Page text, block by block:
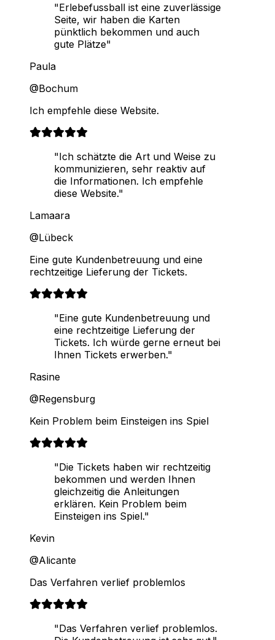
"Erlebefussball ist eine zuverlässige
Seite, wir haben die Karten
pünktlich bekommen und auch
gute Plätze"
Paula
@Bochum
Ich empfehle diese Website.
"Ich schätzte die Art und Weise zu
kommunizieren, sehr reaktiv auf
die Informationen. Ich empfehle
diese Website."
Lamaara
@Lübeck
Eine gute Kundenbetreuung und eine
rechtzeitige Lieferung der Tickets.
"Eine gute Kundenbetreuung und
eine rechtzeitige Lieferung der
Tickets. Ich würde gerne erneut bei
Ihnen Tickets erwerben."
Rasine
@Regensburg
Kein Problem beim Einsteigen ins Spiel
"Die Tickets haben wir rechtzeitig
bekommen und werden Ihnen
gleichzeitig die Anleitungen
erklären. Kein Problem beim
Einsteigen ins Spiel."
Kevin
@Alicante
Das Verfahren verlief problemlos
"Das Verfahren verlief problemlos.